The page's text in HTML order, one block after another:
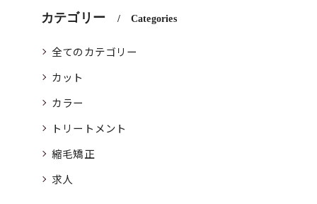
カテゴリー Categories
全てのカテゴリー
カット
カラー
トリートメント
縮毛矯正
求人